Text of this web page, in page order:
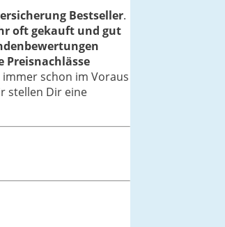
Bestseller.
oft gekauft und gut
Preisnachlässe
schon im Voraus
stellen Dir eine